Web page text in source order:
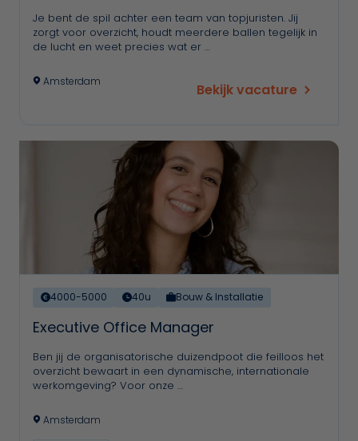
Je bent de spil achter een team van topjuristen. Jij
zorgt voor overzicht, houdt meerdere ballen tegelijk in
de lucht en weet precies wat er …
Amsterdam Bekijk vacature
4000-5000 40u Bouw & Installatie
Executive Office Manager
Ben jij de organisatorische duizendpoot die feilloos het
overzicht bewaart in een dynamische, internationale
werkomgeving? Voor onze …
Amsterdam